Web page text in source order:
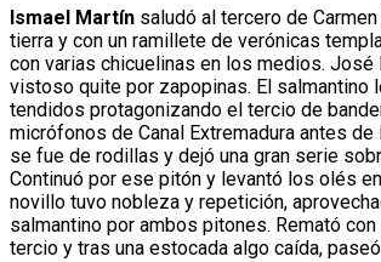
Ismael Martín saludó al tercero de
tierra y con un ramillete de verónicas
con varias chicuelinas en los medios. José
vistoso quite por zapopinas. El salmantino
tendidos protagonizando el tercio de
micrófonos de Canal Extremadura antes
se fue de rodillas y dejó una gran serie
Continuó por ese pitón y levantó los olés en
novillo tuvo nobleza y repetición,
salmantino por ambos pitones. Remató con
tercio y tras una estocada algo caída,